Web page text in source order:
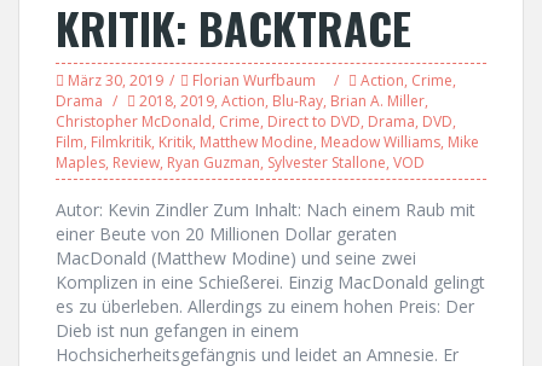
KRITIK: BACKTRACE
März 30, 2019 Florian Wurfbaum Action, Crime,
Drama
2018, 2019, Action, Blu-Ray, Brian A. Miller,
Christopher McDonald, Crime, Direct to DVD, Drama, DVD,
Film, Filmkritik, Kritik, Matthew Modine, Meadow Williams, Mike
Maples, Review, Ryan Guzman, Sylvester Stallone, VOD
Autor: Kevin Zindler Zum Inhalt: Nach einem Raub mit
einer Beute von 20 Millionen Dollar geraten
MacDonald (Matthew Modine) und seine zwei
Komplizen in eine Schießerei. Einzig MacDonald gelingt
es zu überleben. Allerdings zu einem hohen Preis: Der
Dieb ist nun gefangen in einem
Hochsicherheitsgefängnis und leidet an Amnesie. Er